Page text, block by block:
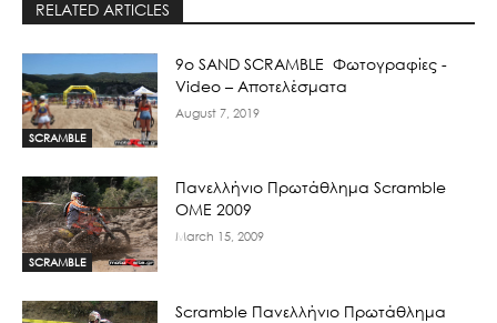
RELATED ARTICLES
SCRAMBLE
9ο SAND SCRAMBLE Φωτογραφίες -
Video – Αποτελέσματα
August 7, 2019
SCRAMBLE
Πανελλήνιο Πρωτάθλημα Scramble
OME 2009
March 15, 2009
Scramble Πανελλήνιο Πρωτάθλημα